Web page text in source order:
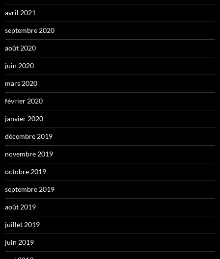
avril 2021
septembre 2020
août 2020
juin 2020
mars 2020
février 2020
janvier 2020
décembre 2019
novembre 2019
octobre 2019
septembre 2019
août 2019
juillet 2019
juin 2019